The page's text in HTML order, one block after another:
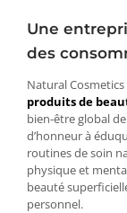
Une
des
Natural
produits de
bien-être global
d’honneur à
routines de soin
physique et
beauté
personnel.